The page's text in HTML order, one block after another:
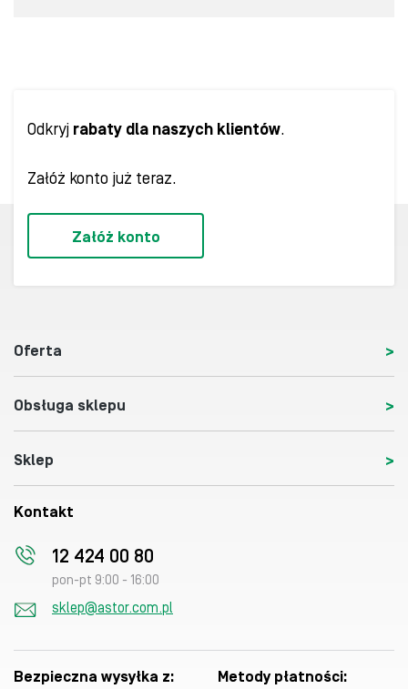
Odkryj rabaty dla naszych klientów.
Załóż konto już teraz.
Załóż konto
Oferta
Obsługa sklepu
Sklep
Kontakt
12 424 00 80
pon-pt 9:00 - 16:00
sklep@astor.com.pl
Bezpieczna wysyłka z: Metody płatności: